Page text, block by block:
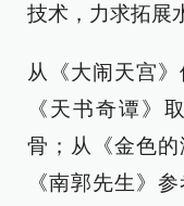
技术，力求拓展
从《大闹天宫
《天书奇谭》
骨；从《金色
《南郭先生》